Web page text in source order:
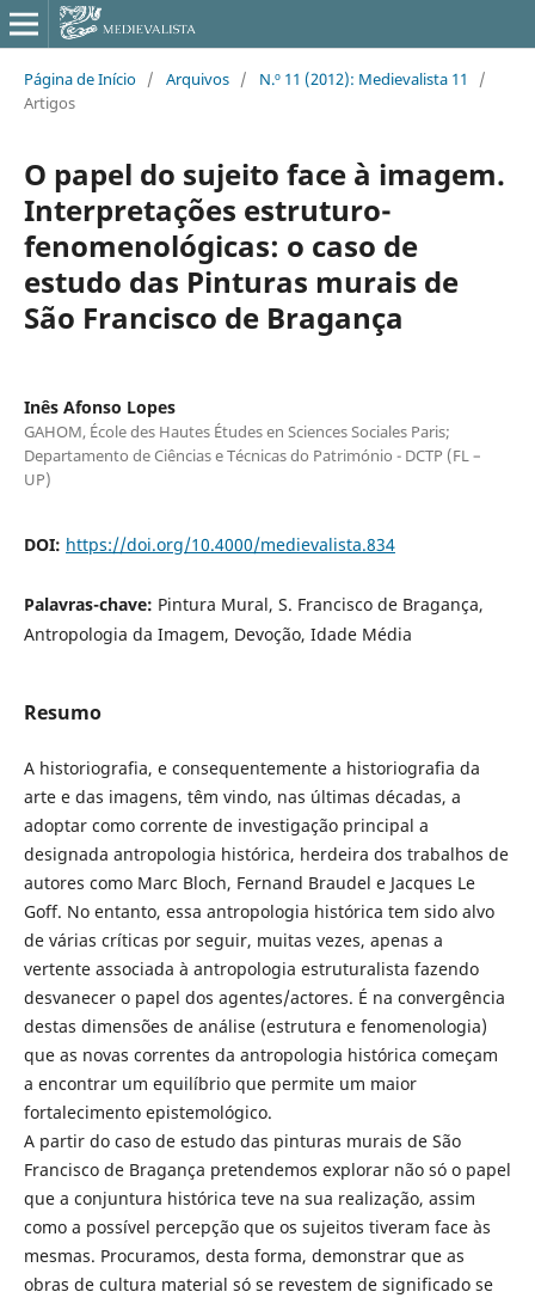
Página de Início / Arquivos / N.º 11 (2012): Medievalista 11
/
Artigos
O papel do sujeito face à imagem.
Interpretações estruturo-
fenomenológicas: o caso de
estudo das Pinturas murais de
São Francisco de Bragança
Inês Afonso Lopes
GAHOM, École des Hautes Études en Sciences Sociales Paris;
Departamento de Ciências e Técnicas do Património - DCTP (FL –
UP)
DOI: https://doi.org/10.4000/medievalista.834
Palavras-chave: Pintura Mural, S. Francisco de Bragança,
Antropologia da Imagem, Devoção, Idade Média
Resumo
A historiografia, e consequentemente a historiografia da
arte e das imagens, têm vindo, nas últimas décadas, a
adoptar como corrente de investigação principal a
designada antropologia histórica, herdeira dos trabalhos de
autores como Marc Bloch, Fernand Braudel e Jacques Le
Goff. No entanto, essa antropologia histórica tem sido alvo
de várias críticas por seguir, muitas vezes, apenas a
vertente associada à antropologia estruturalista fazendo
desvanecer o papel dos agentes/actores. É na convergência
destas dimensões de análise (estrutura e fenomenologia)
que as novas correntes da antropologia histórica começam
a encontrar um equilíbrio que permite um maior
fortalecimento epistemológico.
A partir do caso de estudo das pinturas murais de São
Francisco de Bragança pretendemos explorar não só o papel
que a conjuntura histórica teve na sua realização, assim
como a possível percepção que os sujeitos tiveram face às
mesmas. Procuramos, desta forma, demonstrar que as
obras de cultura material só se revestem de significado se